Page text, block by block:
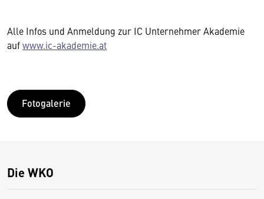
Alle Infos und Anmeldung zur IC Unternehmer Akademie
aufwww.ic-akademie.at
Fotogalerie
Die WKO